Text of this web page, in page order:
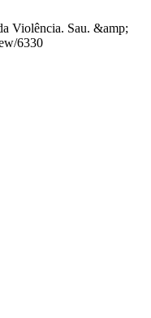
Violência. Sau. &amp;
6330